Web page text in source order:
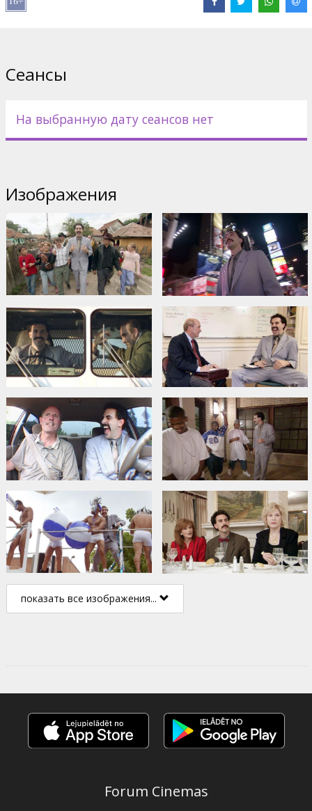
Сайты:
Сеансы
На выбранную дату сеансов нет
Изображения
показать все изображения...
Forum Cinemas